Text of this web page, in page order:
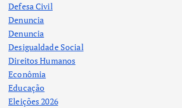
Defesa Civil
Denuncia
Denuncia
Desigualdade Social
Direitos Humanos
Econômia
Educação
Eleições 2026